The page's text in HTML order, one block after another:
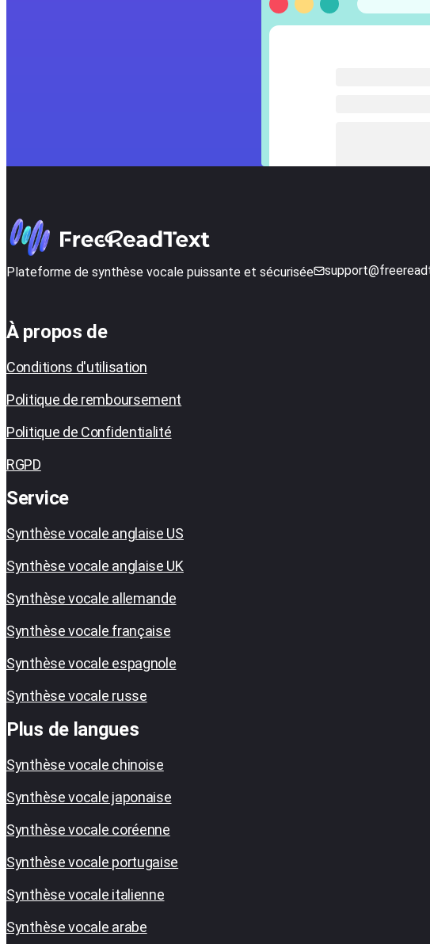
Plateforme de synthèse vocale puissante et sécurisée
À propos de
Conditions d'utilisation
Politique de remboursement
Politique de Confidentialité
RGPD
Service
Synthèse vocale anglaise US
Synthèse vocale anglaise UK
Synthèse vocale allemande
Synthèse vocale française
Synthèse vocale espagnole
Synthèse vocale russe
Plus de langues
Synthèse vocale chinoise
Synthèse vocale japonaise
Synthèse vocale coréenne
Synthèse vocale portugaise
Synthèse vocale italienne
Synthèse vocale arabe